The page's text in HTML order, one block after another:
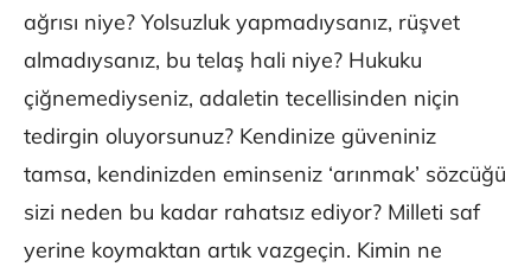
ağrısı niye? Yolsuzluk yapmadıysanız, rüşvet
almadıysanız, bu telaş hali niye? Hukuku
çiğnemediyseniz, adaletin tecellisinden niçin
tedirgin oluyorsunuz? Kendinize güveniniz
tamsa, kendinizden eminseniz ‘arınmak’ sözcüğü
sizi neden bu kadar rahatsız ediyor? Milleti saf
yerine koymaktan artık vazgeçin. Kimin ne